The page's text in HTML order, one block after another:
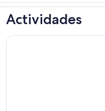
Actividades
Paseo en jeep privado